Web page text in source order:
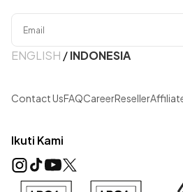
ENGLISH /INDONESIA
Contact UsFAQCareerReseller
Ikuti Kami